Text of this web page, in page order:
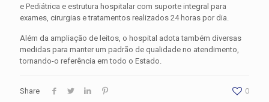
e Pediátrica e estrutura hospitalar com suporte integral para
exames, cirurgias e tratamentos realizados 24 horas por dia.
Além da ampliação de leitos, o hospital adota também diversas
medidas para manter um padrão de qualidade no atendimento,
tornando-o referência em todo o Estado.
Share 0